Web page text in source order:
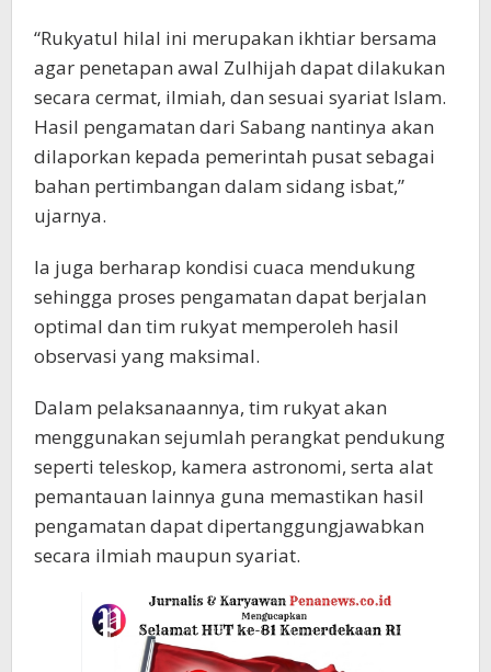
“Rukyatul hilal ini merupakan ikhtiar bersama
agar penetapan awal Zulhijah dapat dilakukan
secara cermat, ilmiah, dan sesuai syariat Islam.
Hasil pengamatan dari Sabang nantinya akan
dilaporkan kepada pemerintah pusat sebagai
bahan pertimbangan dalam sidang isbat,”
ujarnya.
Ia juga berharap kondisi cuaca mendukung
sehingga proses pengamatan dapat berjalan
optimal dan tim rukyat memperoleh hasil
observasi yang maksimal.
Dalam pelaksanaannya, tim rukyat akan
menggunakan sejumlah perangkat pendukung
seperti teleskop, kamera astronomi, serta alat
pemantauan lainnya guna memastikan hasil
pengamatan dapat dipertanggungjawabkan
secara ilmiah maupun syariat.